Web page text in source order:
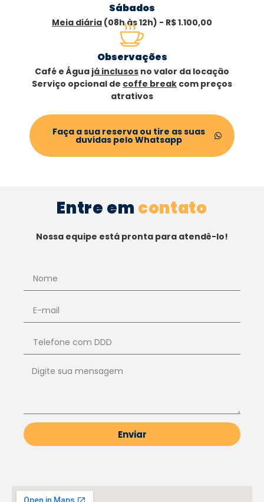
Sábados
Meia diária (08h às 12h) - R$ 1.100,00
Observações
Café e Água já inclusos no valor da locação
Serviço opcional de coffe break com preços
atrativos
Faça a sua reserva ou tire as suas
duvidas pelo Whatsapp
Entre em contato
Nossa equipe está pronta para atendê-lo!
Enviar